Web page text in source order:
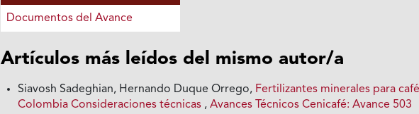
Documentos del Avance
Artículos más leídos del mismo autor/a
Siavosh Sadeghian, Hernando Duque Orrego, Fertilizantes minerales para
Colombia Consideraciones técnicas ,Avances Técnicos Cenicafé: Avance 503